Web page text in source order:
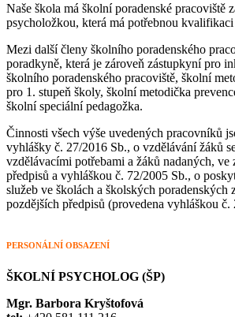
Naše škola má školní poradenské pracoviště
psycholožkou, která má potřebnou
Mezi další členy školního poradenského
poradkyně, která je zároveň zástupkyní pro
školního poradenského pracoviště, školní
pro 1. stupeň školy, školní metodička
školní speciální pedagožka.
Činnosti všech výše uvedených pracovníků
vyhlášky č. 27/2016 Sb., o vzdělávání žáků
vzdělávacími potřebami a žáků nadaných, ve
předpisů a vyhláškou č. 72/2005 Sb., o
služeb ve školách a školských poradenských
pozdějších předpisů (provedena vyhláškou č.
PERSONÁLNÍ OBSAZENÍ
ŠKOLNÍ PSYCHOLOG (ŠP)
Mgr. Barbora Kryštofová